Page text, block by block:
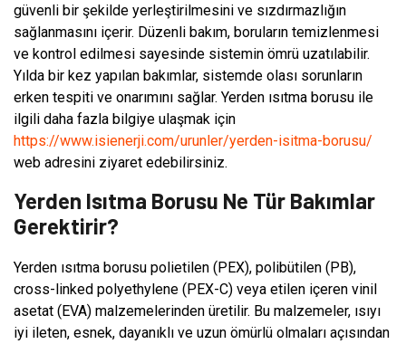
güvenli bir şekilde yerleştirilmesini ve sızdırmazlığın
sağlanmasını içerir. Düzenli bakım, boruların temizlenmesi
ve kontrol edilmesi sayesinde sistemin ömrü uzatılabilir.
Yılda bir kez yapılan bakımlar, sistemde olası sorunların
erken tespiti ve onarımını sağlar. Yerden ısıtma borusu ile
ilgili daha fazla bilgiye ulaşmak için
https://www.isienerji.com/urunler/yerden-isitma-borusu/
web adresini ziyaret edebilirsiniz.
Yerden Isıtma Borusu Ne Tür Bakımlar
Gerektirir?
Yerden ısıtma borusu polietilen (PEX), polibütilen (PB),
cross-linked polyethylene (PEX-C) veya etilen içeren vinil
asetat (EVA) malzemelerinden üretilir. Bu malzemeler, ısıyı
iyi ileten, esnek, dayanıklı ve uzun ömürlü olmaları açısından